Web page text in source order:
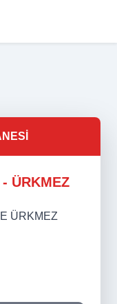
ÜRKMEZ
ÜRKMEZ